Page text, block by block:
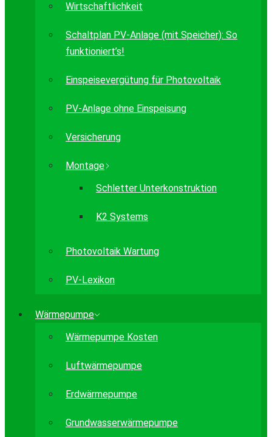
Wirtschaftlichkeit
Schaltplan PV-Anlage (mit Speicher): So
funktioniert’s!
Einspeisevergütung für Photovoltaik
PV-Anlage ohne Einspeisung
Versicherung
Montage
Schletter Unterkonstruktion
K2 Systems
Photovoltaik Wartung
PV-Lexikon
Wärmepumpe
Wärmepumpe Kosten
Luftwärmepumpe
Erdwärmepumpe
Grundwasserwärmepumpe